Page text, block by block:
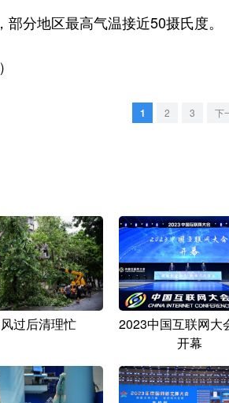
分地区最高气温接近50摄氏度。
1 2 3 下
过后清理忙
2023中国互联网大
开幕